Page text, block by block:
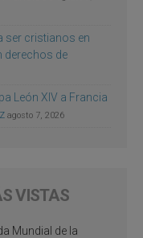
ser cristianos en
derechos de
León XIV a Francia
agosto 7, 2026
VISTAS
Mundial de la